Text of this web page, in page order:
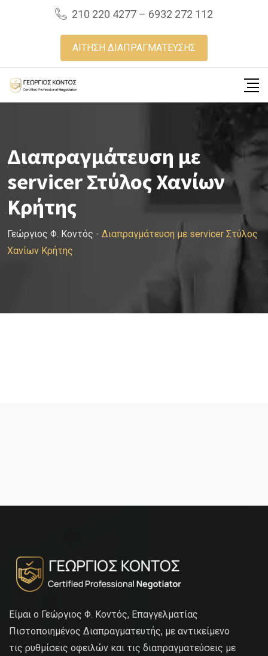
210 220 4277 – 6932 272 112
ΑΙΤΗΣΗ ΔΙΑΠΡΑΓΜΑΤΕΥΣΗΣ
Διαπραγμάτευση με
servicer Στύλος Χανίων
Κρήτης
Γεώργιος Φ. Κοντός - Διαπραγμάτευση με servicer Στύλος
Χανίων Κρήτης
Είμαι ο Γεώργιος Φ. Κοντός, Επαγγελματίας
Πιστοποιημένος Διαπραγματευτής, με αντικείμενο
τις ρυθμίσεις οφειλών και τις διαπραγματεύσεις με